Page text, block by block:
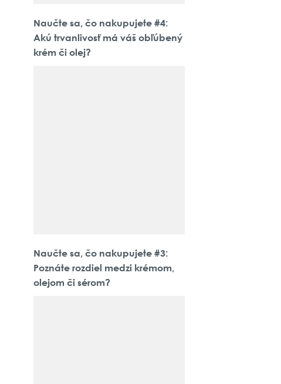
Naučte sa, čo nakupujete #4:
Akú trvanlivosť má váš obľúbený
krém či olej?
Naučte sa, čo nakupujete #3:
Poznáte rozdiel medzi krémom,
olejom či sérom?